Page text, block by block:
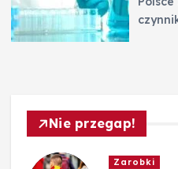
Nie przegap!
Zarobki